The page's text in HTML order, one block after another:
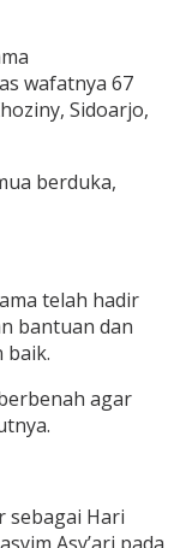
wafatnya 67
Sidoarjo,
berduka,
telah hadir
bantuan dan
baik.
agar
sebagai Hari